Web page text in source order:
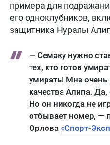
примера для
его одноклубников,
защитника Нуралы
— Семаку нужно
тех, кто готов
умирать! Мне очень
качества Алипа.
Но он никогда не
отбывает номер, —
Орлова «Спорт-